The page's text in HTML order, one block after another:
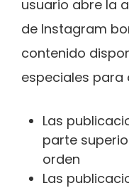
usuario abre la
de Instagram
contenido
especiales para
Las
parte
orden
Las